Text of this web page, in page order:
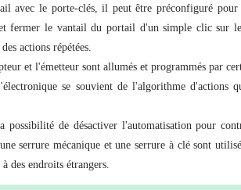
avec le porte-clés, il peut être préconfiguré pour
fermer le vantail du portail d'un simple clic sur le
actions répétées.
et l'émetteur sont allumés et programmés par
se souvient de l'algorithme d'actions
possibilité de désactiver l'automatisation pour
serrure mécanique et une serrure à clé sont
des endroits étrangers.